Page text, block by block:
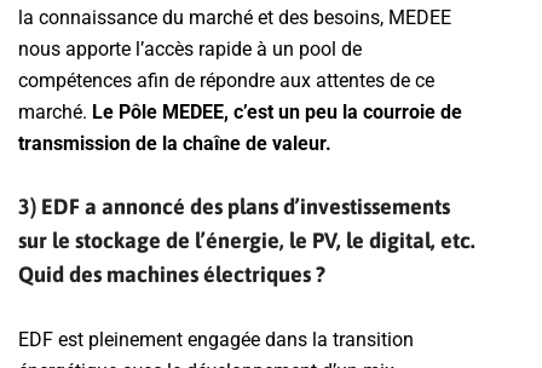
la connaissance du marché et des besoins, MEDEE
nous apporte l’accès rapide à un pool de
compétences afin de répondre aux attentes de ce
marché. Le Pôle MEDEE, c’est un peu la courroie de
transmission de la chaîne de valeur.
3) EDF a annoncé des plans d’investissements
sur le stockage de l’énergie, le PV, le digital, etc.
Quid des machines électriques ?
EDF est pleinement engagée dans la transition